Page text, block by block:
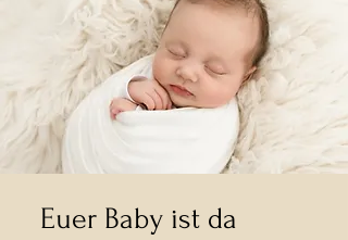
Euer Baby ist da